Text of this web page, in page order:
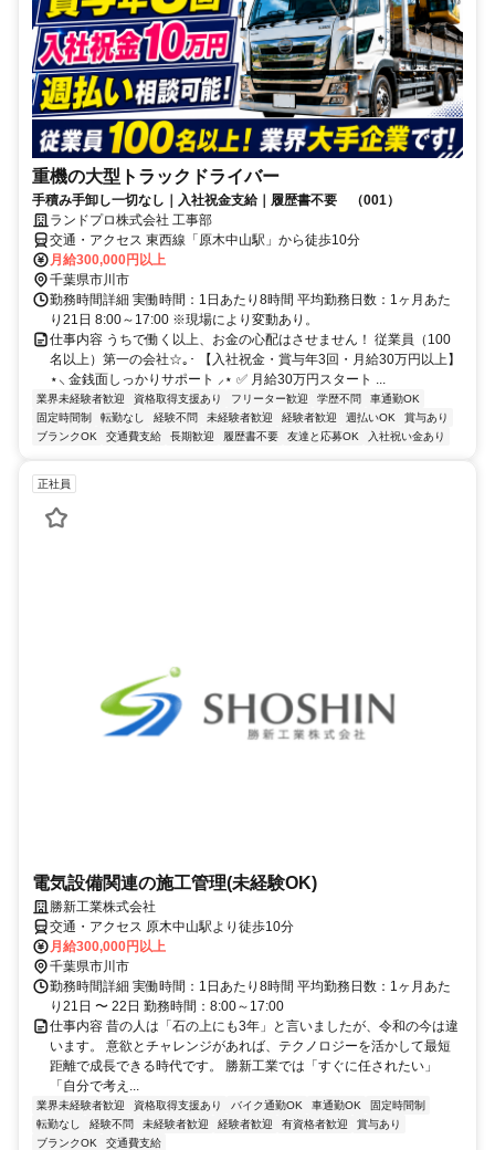
重機の大型トラックドライバー
手積み手卸し一切なし｜入社祝金支給｜履歴書不要 （001）
ランドプロ株式会社 工事部
交通・アクセス 東西線「原木中山駅」から徒歩10分
月給300,000円以上
千葉県市川市
勤務時間詳細 実働時間：1日あたり8時間 平均勤務日数：1ヶ月あた
り21日 8:00～17:00 ※現場により変動あり。
仕事内容 うちで働く以上、お金の心配はさせません！ 従業員（100
名以上）第一の会社☆｡･ 【入社祝金・賞与年3回・月給30万円以上】
⋆⸜ 金銭面しっかりサポート ⸝⋆ ✅ 月給30万円スタート ...
業界未経験者歓迎 資格取得支援あり フリーター歓迎 学歴不問
車通勤OK
固定時間制
転勤なし 経験不問 未経験者歓迎 経験者歓迎 週払いOK
賞与あり
ブランクOK
交通費支給 長期歓迎 履歴書不要 友達と応募OK 入社祝い金あり
正社員
電気設備関連の施工管理(未経験OK)
勝新工業株式会社
交通・アクセス 原木中山駅より徒歩10分
月給300,000円以上
千葉県市川市
勤務時間詳細 実働時間：1日あたり8時間 平均勤務日数：1ヶ月あた
り21日 〜 22日 勤務時間：8:00～17:00
仕事内容 昔の人は「石の上にも3年」と言いましたが、令和の今は違
います。 意欲とチャレンジがあれば、テクノロジーを活かして最短
距離で成長できる時代です。 勝新工業では「すぐに任されたい」
「自分で考え...
業界未経験者歓迎 資格取得支援あり バイク通勤OK 車通勤OK
固定時間制
転勤なし
経験不問 未経験者歓迎 経験者歓迎 有資格者歓迎
賞与あり
ブランクOK
交通費支給